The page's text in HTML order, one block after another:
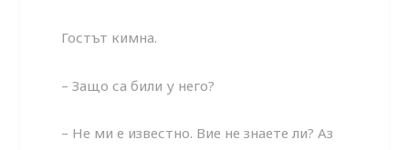
Гостът кимна.
– Защо са били у него?
– Не ми е известно. Вие не знаете ли? Аз